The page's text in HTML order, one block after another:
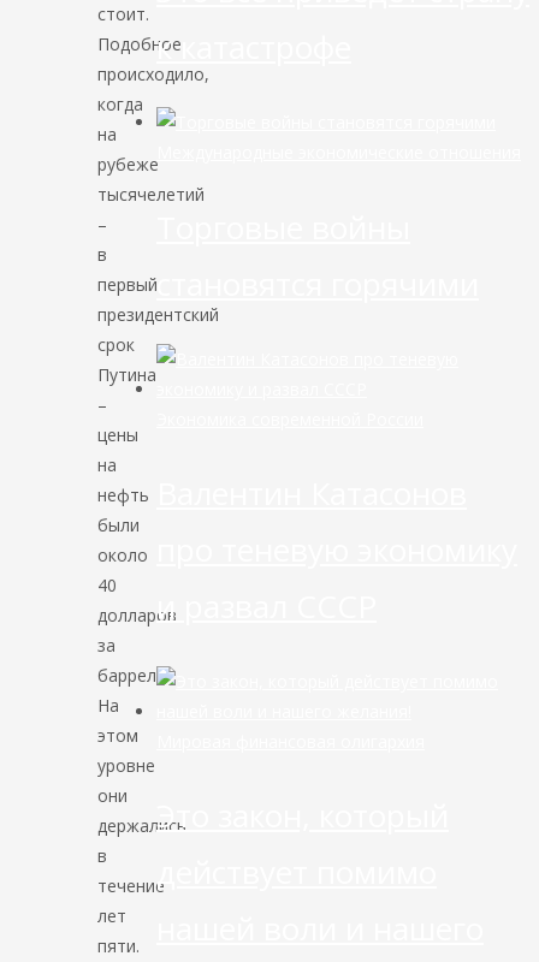
стоит.
Подобное
происходило,
когда
на
рубеже
тысячелетий
–
в
первый
президентский
срок
Путина
–
цены
на
нефть
были
около
40
долларов
за
баррель.
На
этом
уровне
они
держались
в
течение
лет
пяти.
к катастрофе
и развал СССР
Это закон, который
действует помимо